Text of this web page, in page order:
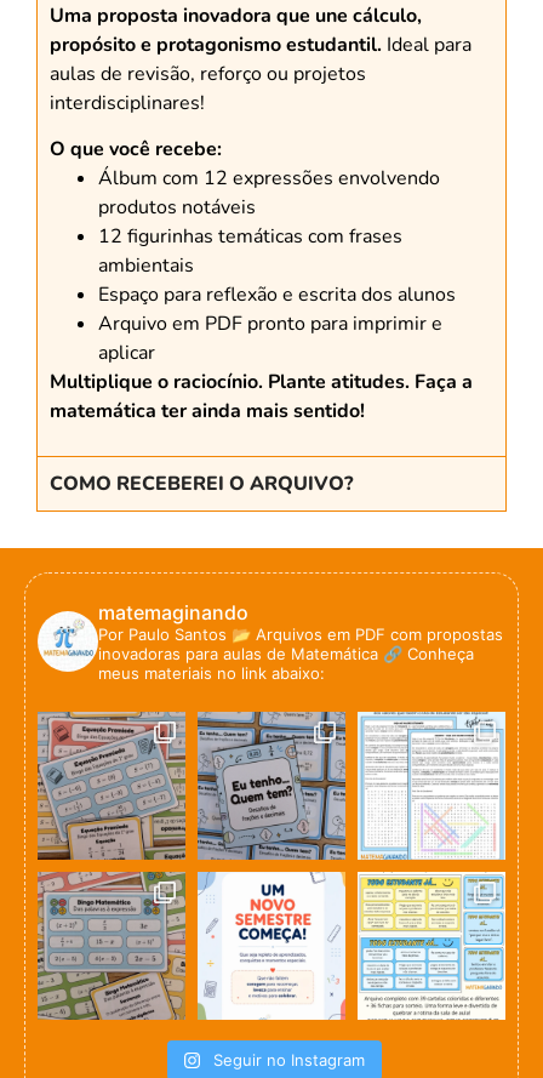
Uma proposta inovadora que une cálculo,
propósito e protagonismo estudantil. Ideal para
aulas de revisão, reforço ou projetos
interdisciplinares!
O que você recebe:
Álbum com 12 expressões envolvendo
produtos notáveis
12 figurinhas temáticas com frases
ambientais
Espaço para reflexão e escrita dos alunos
Arquivo em PDF pronto para imprimir e
aplicar
Multiplique o raciocínio. Plante atitudes. Faça a
matemática ter ainda mais sentido!
COMO RECEBEREI O ARQUIVO?
matemaginando
Por Paulo Santos 📂 Arquivos em PDF com propostas
inovadoras para aulas de Matemática 🔗 Conheça
meus materiais no link abaixo:
Seguir no Instagram